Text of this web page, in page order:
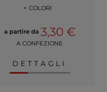
+ COLORI
a partire da 3,30 €
A CONFEZIONE
DETTAGLI